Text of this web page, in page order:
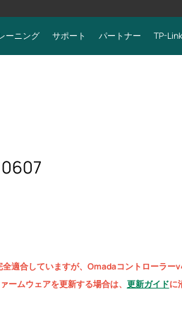
ーニング サポート パートナー TP-
適合していますが、Omadaコントローラー
ームウェアを更新する場合は、 更新ガイドに